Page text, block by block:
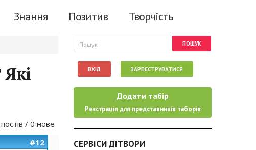
Знання Позитив Творчість
/ 0 нове
#12
Пошукова форма
Пошук
ВХІД ЗАРЕЄСТРУВАТИСЯ
Додати табір
Реєстрація для представників таборів
СЕРВІСИ ДІТВОРИ